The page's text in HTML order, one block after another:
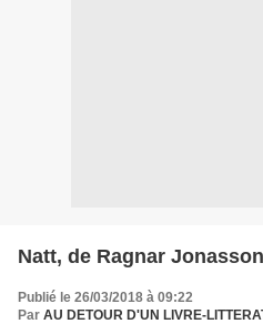
Natt, de Ragnar Jonasson
Publié le 26/03/2018 à 09:22
Par AU DETOUR D'UN LIVRE-